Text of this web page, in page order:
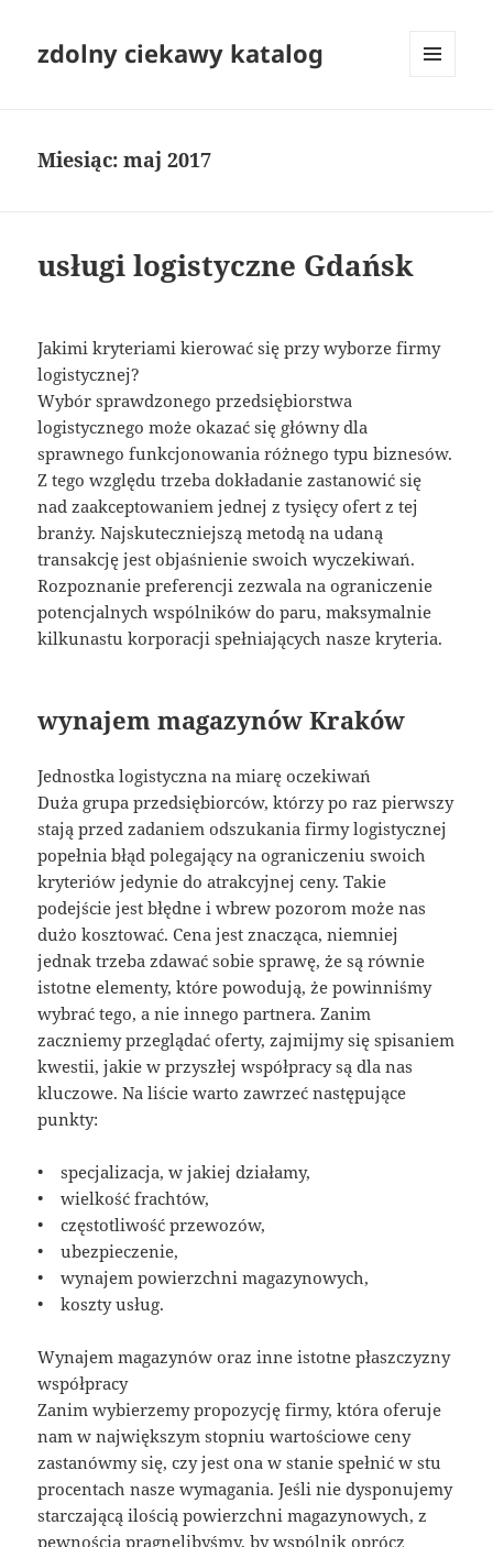
zdolny ciekawy katalog
Miesiąc:maj 2017
usługi logistyczne Gdańsk
Jakimi kryteriami kierować się przy wyborze firmy
logistycznej?
Wybór sprawdzonego przedsiębiorstwa
logistycznego może okazać się główny dla
sprawnego funkcjonowania różnego typu biznesów.
Z tego względu trzeba dokładanie zastanowić się
nad zaakceptowaniem jednej z tysięcy ofert z tej
branży. Najskuteczniejszą metodą na udaną
transakcję jest objaśnienie swoich wyczekiwań.
Rozpoznanie preferencji zezwala na ograniczenie
potencjalnych wspólników do paru, maksymalnie
kilkunastu korporacji spełniających nasze kryteria.
wynajem magazynów Kraków
Jednostka logistyczna na miarę oczekiwań
Duża grupa przedsiębiorców, którzy po raz pierwszy
stają przed zadaniem odszukania firmy logistycznej
popełnia błąd polegający na ograniczeniu swoich
kryteriów jedynie do atrakcyjnej ceny. Takie
podejście jest błędne i wbrew pozorom może nas
dużo kosztować. Cena jest znacząca, niemniej
jednak trzeba zdawać sobie sprawę, że są równie
istotne elementy, które powodują, że powinniśmy
wybrać tego, a nie innego partnera. Zanim
zaczniemy przeglądać oferty, zajmijmy się spisaniem
kwestii, jakie w przyszłej współpracy są dla nas
kluczowe. Na liście warto zawrzeć następujące
punkty:
• specjalizacja, w jakiej działamy,
• wielkość frachtów,
• częstotliwość przewozów,
• ubezpieczenie,
• wynajem powierzchni magazynowych,
• koszty usług.
Wynajem magazynów oraz inne istotne płaszczyzny
współpracy
Zanim wybierzemy propozycję firmy, która oferuje
nam w największym stopniu wartościowe ceny
zastanówmy się, czy jest ona w stanie spełnić w stu
procentach nasze wymagania. Jeśli nie dysponujemy
starczającą ilością powierzchni magazynowych, z
pewnością pragnęlibyśmy, by wspólnik oprócz